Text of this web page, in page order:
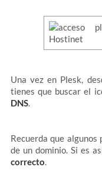
Una vez en Plesk,
tienes que buscar el
DNS.
Recuerda que
de un dominio. Si es
correcto.